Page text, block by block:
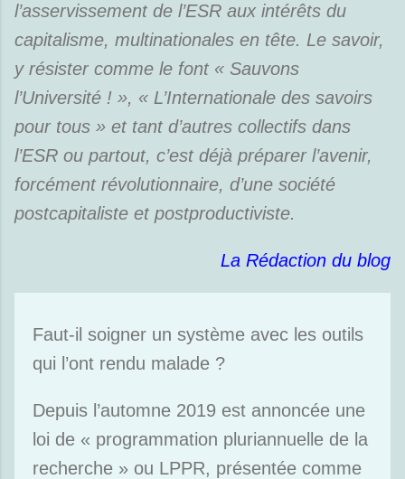
l’asservissement de l’ESR aux intérêts du
capitalisme, multinationales en tête. Le savoir,
y résister comme le font « Sauvons
l’Université ! », « L’Internationale des savoirs
pour tous » et tant d’autres collectifs dans
l’ESR ou partout, c’est déjà préparer l’avenir,
forcément révolutionnaire, d’une société
postcapitaliste et postproductiviste.
La Rédaction du blog
Faut-il soigner un système avec les outils
qui l’ont rendu malade ?
Depuis l’automne 2019 est annoncée une
loi de « programmation pluriannuelle de la
recherche » ou LPPR, présentée comme